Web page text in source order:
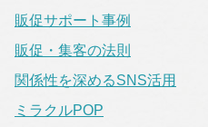
販促サポート事例
販促・集客の法則
関係性を深めるSNS活用
ミラクルPOP